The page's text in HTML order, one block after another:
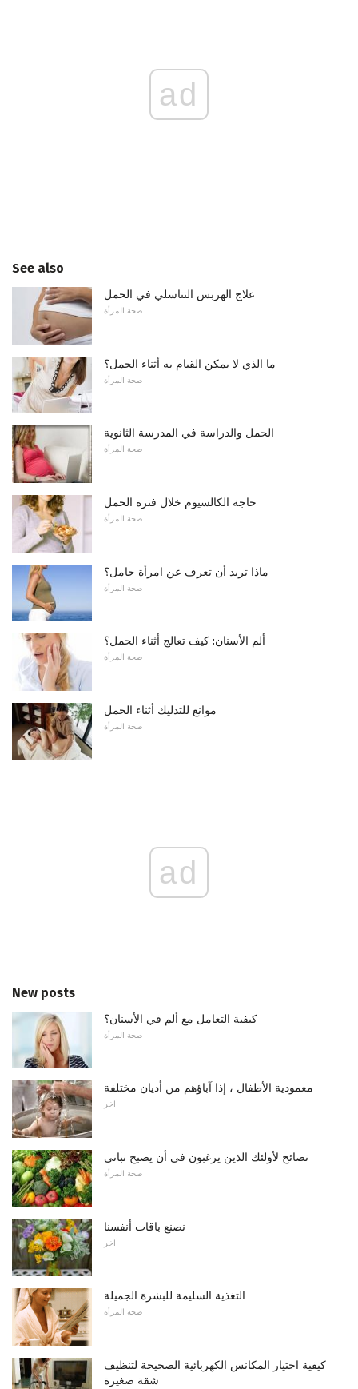
ad
See also
علاج الهربس التناسلي في الحمل
صحة المرأة
ما الذي لا يمكن القيام به أثناء الحمل؟
صحة المرأة
الحمل والدراسة في المدرسة الثانوية
صحة المرأة
حاجة الكالسيوم خلال فترة الحمل
صحة المرأة
ماذا تريد أن تعرف عن امرأة حامل؟
صحة المرأة
ألم الأسنان: كيف تعالج أثناء الحمل؟
صحة المرأة
موانع للتدليك أثناء الحمل
صحة المرأة
ad
New posts
كيفية التعامل مع ألم في الأسنان؟
صحة المرأة
معمودية الأطفال ، إذا آباؤهم من أديان مختلفة
آخر
نصائح لأولئك الذين يرغبون في أن يصبح نباتي
صحة المرأة
نصنع باقات أنفسنا
آخر
التغذية السليمة للبشرة الجميلة
صحة المرأة
كيفية اختيار المكانس الكهربائية الصحيحة لتنظيف
شقة صغيرة